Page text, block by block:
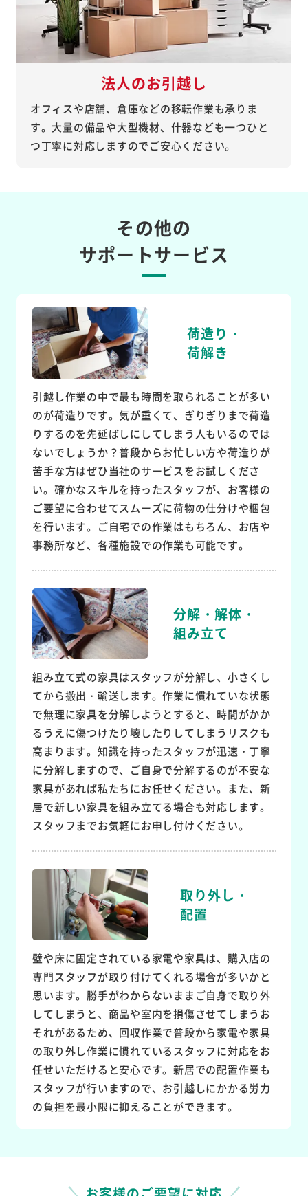
法人のお引越し
オフィスや店舗、倉庫などの移転作業も承りま
す。大量の備品や大型機材、什器なども一つひと
つ丁寧に対応しますのでご安心ください。
その他の
サポートサービス
荷造り・
荷解き
引越し作業の中で最も時間を取られることが多い
のが荷造りです。気が重くて、ぎりぎりまで荷造
りするのを先延ばしにしてしまう人もいるのでは
ないでしょうか？普段からお忙しい方や荷造りが
苦手な方はぜひ当社のサービスをお試しくださ
い。確かなスキルを持ったスタッフが、お客様の
ご要望に合わせてスムーズに荷物の仕分けや梱包
を行います。ご自宅での作業はもちろん、お店や
事務所など、各種施設での作業も可能です。
分解・解体・
組み立て
組み立て式の家具はスタッフが分解し、小さくし
てから搬出・輸送します。作業に慣れていな状態
で無理に家具を分解しようとすると、時間がかか
るうえに傷つけたり壊したりしてしまうリスクも
高まります。知識を持ったスタッフが迅速・丁寧
に分解しますので、ご自身で分解するのが不安な
家具があれば私たちにお任せください。また、新
居で新しい家具を組み立てる場合も対応します。
スタッフまでお気軽にお申し付けください。
取り外し・
配置
壁や床に固定されている家電や家具は、購入店の
専門スタッフが取り付けてくれる場合が多いかと
思います。勝手がわからないままご自身で取り外
してしまうと、商品や室内を損傷させてしまうお
それがあるため、回収作業で普段から家電や家具
の取り外し作業に慣れているスタッフに対応をお
任せいただけると安心です。新居での配置作業も
スタッフが行いますので、お引越しにかかる労力
の負担を最小限に抑えることができます。